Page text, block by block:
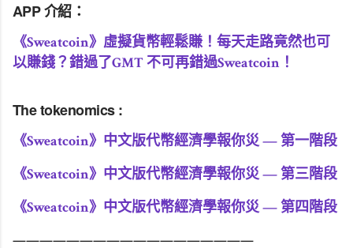
APP 介紹：
《Sweatcoin》虛擬貨幣輕鬆賺！每天走路竟然也可
以賺錢？錯過了GMT 不可再錯過Sweatcoin！
The tokenomics :
《Sweatcoin》中文版代幣經濟學報你災 — 第一階段
《Sweatcoin》中文版代幣經濟學報你災 — 第三階段
《Sweatcoin》中文版代幣經濟學報你災 — 第四階段
——————————————————